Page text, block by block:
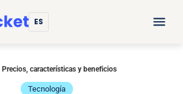
ES
Precios, características y beneficios
Tecnología